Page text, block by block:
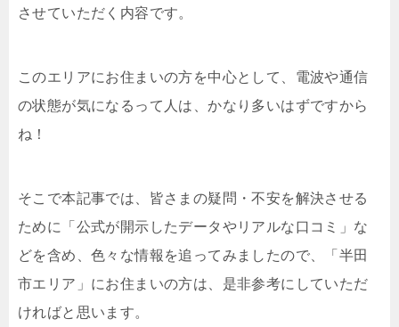
させていただく内容です。
このエリアにお住まいの方を中心として、電波や通信
の状態が気になるって人は、かなり多いはずですから
ね！
そこで本記事では、皆さまの疑問・不安を解決させる
ために「公式が開示したデータやリアルな口コミ」な
どを含め、色々な情報を追ってみましたので、「半田
市エリア」にお住まいの方は、是非参考にしていただ
ければと思います。